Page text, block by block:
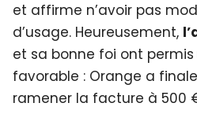
et affirme n’avoir pas
d’usage. Heureusement,
et sa bonne foi ont
favorable : Orange a
ramener la facture à 500